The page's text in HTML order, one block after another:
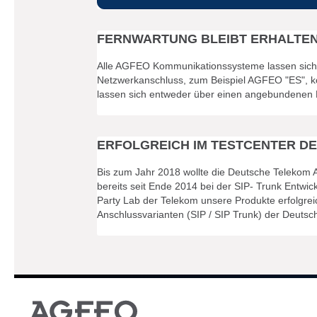
FERNWARTUNG BLEIBT
Alle AGFEO Kommunikationssysteme lassen
Netzwerkanschluss, zum Beispiel AGFEO
lassen sich entweder über einen
ERFOLGREICH IM TESTCENTER
Bis zum Jahr 2018 wollte die Deutsche
bereits seit Ende 2014 bei der SIP- Trunk
Party Lab der Telekom unsere Produkte
Anschlussvarianten (SIP / SIP Trunk) der